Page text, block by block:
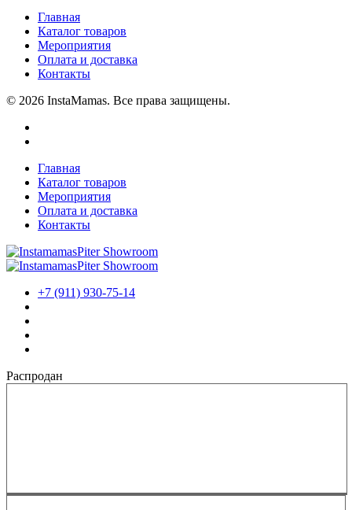
Главная
Каталог товаров
Мероприятия
Оплата и доставка
Контакты
© 2026 InstaMamas. Все права защищены.
Главная
Каталог товаров
Мероприятия
Оплата и доставка
Контакты
+7 (911) 930-75-14
Распродан